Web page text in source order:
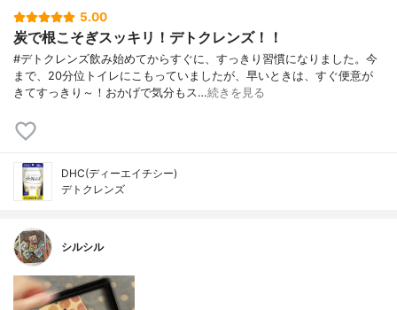
5.00
炭で根こそぎスッキリ！デトクレンズ！！
#デトクレンズ飲み始めてからすぐに、すっきり習慣になりました。今
まで、20分位トイレにこもっていましたが、早いときは、すぐ便意が
きてすっきり～！おかげで気分もス…続きを見る
DHC(ディーエイチシー)
デトクレンズ
シルシル